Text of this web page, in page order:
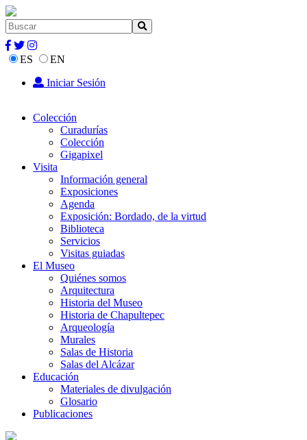
ES
EN
Iniciar Sesión
Colección
Curadurías
Colección
Gigapixel
Visita
Información general
Exposiciones
Agenda
Exposición: Bordado, de la virtud
Biblioteca
Servicios
Visitas guiadas
El Museo
Quiénes somos
Arquitectura
Historia del Museo
Historia de Chapultepec
Arqueología
Murales
Salas de Historia
Salas del Alcázar
Educación
Materiales de divulgación
Glosario
Publicaciones